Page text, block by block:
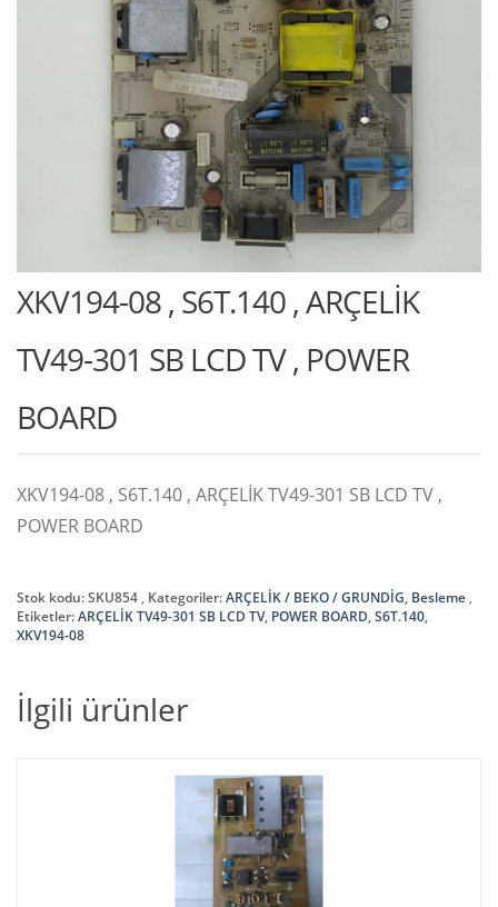
XKV194-08 , S6T.140 , ARÇELİK
TV49-301 SB LCD TV , POWER
BOARD
XKV194-08 , S6T.140 , ARÇELİK TV49-301 SB LCD TV ,
POWER BOARD
Stok kodu:SKU854 Kategoriler:ARÇELİK / BEKO / GRUNDİG, Besleme
Etiketler:ARÇELİK TV49-301 SB LCD TV, POWER BOARD,S6T.140,
XKV194-08
İlgili ürünler